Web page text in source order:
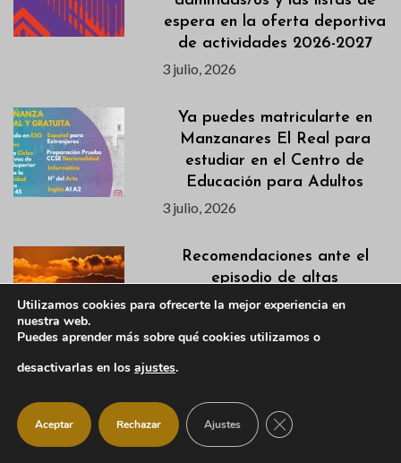
espera en la oferta deportiva
de actividades 2026-2027
3 julio, 2026
Ya puedes matricularte en
Manzanares El Real para
estudiar en el Centro de
Educación para Adultos
3 julio, 2026
Recomendaciones ante el
episodio de altas
temperaturas
de la VI Campaña de
Excavación en el Castillo
Utilizamos cookies para ofrecerte la mejor experiencia en
nuestra web.
Puedes aprender más sobre qué cookies utilizamos o
desactivarlas en los ajustes.
Aceptar Rechazar Ajustes CERRAR EL